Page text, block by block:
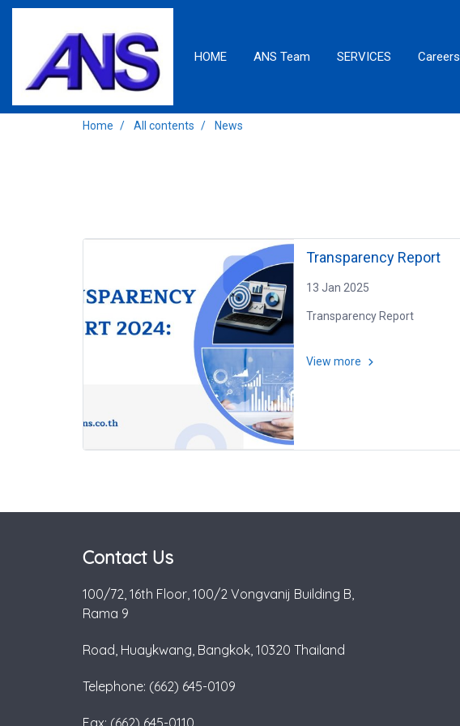
HOME ANS Team SERVICES Careers
Home All contents News
Transparency Report
13 Jan 2025
Transparency Report
View more
Contact Us
100/72, 16th Floor, 100/2 Vongvanij Building B,
Rama 9
Road, Huaykwang, Bangkok, 10320 Thailand
Telephone: (662) 645-0109
Fax: (662) 645-0110